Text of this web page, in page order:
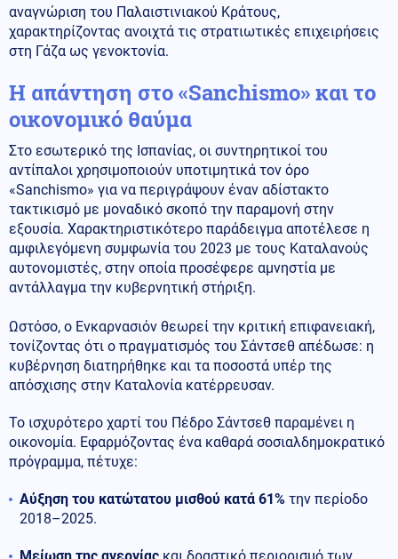
αναγνώριση του Παλαιστινιακού Κράτους,
χαρακτηρίζοντας ανοιχτά τις στρατιωτικές επιχειρήσεις
στη Γάζα ως γενοκτονία.
Η απάντηση στο «Sanchismo» και το
οικονομικό θαύμα
Στο εσωτερικό της Ισπανίας, οι συντηρητικοί του
αντίπαλοι χρησιμοποιούν υποτιμητικά τον όρο
«Sanchismo» για να περιγράψουν έναν αδίστακτο
τακτικισμό με μοναδικό σκοπό την παραμονή στην
εξουσία. Χαρακτηριστικότερο παράδειγμα αποτέλεσε η
αμφιλεγόμενη συμφωνία του 2023 με τους Καταλανούς
αυτονομιστές, στην οποία προσέφερε αμνηστία με
αντάλλαγμα την κυβερνητική στήριξη.
Ωστόσο, ο Ενκαρνασιόν θεωρεί την κριτική επιφανειακή,
τονίζοντας ότι ο πραγματισμός του Σάντσεθ απέδωσε: η
κυβέρνηση διατηρήθηκε και τα ποσοστά υπέρ της
απόσχισης στην Καταλονία κατέρρευσαν.
Το ισχυρότερο χαρτί του Πέδρο Σάντσεθ παραμένει η
οικονομία. Εφαρμόζοντας ένα καθαρά σοσιαλδημοκρατικό
πρόγραμμα, πέτυχε:
Αύξηση του κατώτατου μισθού κατά 61% την περίοδο
2018–2025.